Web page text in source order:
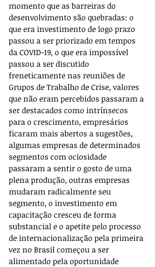
momento que as barreiras do
desenvolvimento são quebradas: o
que era investimento de logo prazo
passou a ser priorizado em tempos
da COVID-19, o que era impossível
passou a ser discutido
freneticamente nas reuniões de
Grupos de Trabalho de Crise, valores
que não eram percebidos passaram a
ser destacados como intrínsecos
para o crescimento, empresários
ficaram mais abertos a sugestões,
algumas empresas de determinados
segmentos com ociosidade
passaram a sentir o gosto de uma
plena produção, outras empresas
mudaram radicalmente seu
segmento, o investimento em
capacitação cresceu de forma
substancial e o apetite pelo processo
de internacionalização pela primeira
vez no Brasil começou a ser
alimentado pela oportunidade